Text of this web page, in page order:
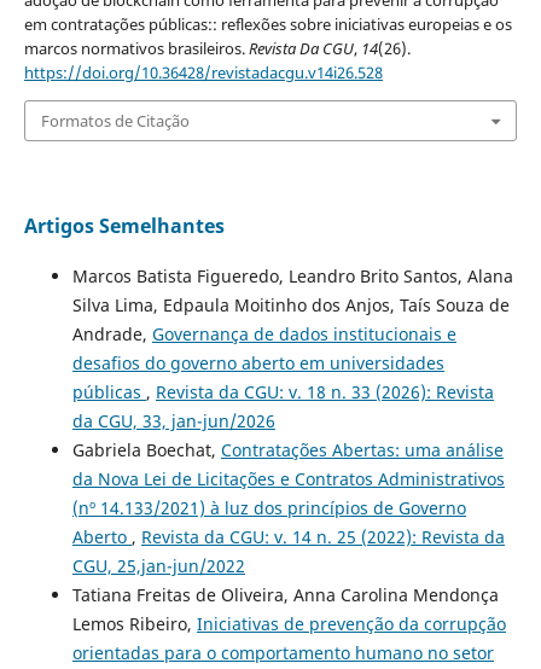
em contratações públicas:: reflexões sobre iniciativas europeias e os
marcos normativos brasileiros.Revista Da CGU, 14(26).
https://doi.org/10.36428/revistadacgu.v14i26.528
Formatos de Citação
Artigos Semelhantes
Marcos Batista Figueredo, Leandro Brito Santos, Alana
Silva Lima, Edpaula Moitinho dos Anjos, Taís Souza de
Andrade, Governança de dados institucionais e
desafios do governo aberto em universidades
públicas , Revista da CGU: v. 18 n. 33 (2026): Revista
da CGU, 33, jan-jun/2026
Gabriela Boechat, Contratações Abertas: uma análise
da Nova Lei de Licitações e Contratos Administrativos
(nº 14.133/2021) à luz dos princípios de Governo
Aberto , Revista da CGU: v. 14 n. 25 (2022): Revista da
CGU, 25,jan-jun/2022
Tatiana Freitas de Oliveira, Anna Carolina Mendonça
Lemos Ribeiro, Iniciativas de prevenção da corrupção
orientadas para o comportamento humano no setor